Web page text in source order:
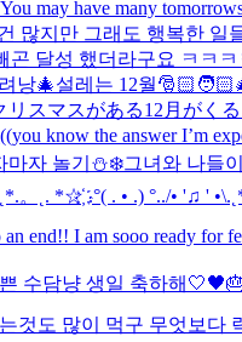
may have many
많지만 그래도 행복한
달성 했더라구요 ㅋㅋ
낭🎄설레는 12월
スマスがある12月がく
know the answer I’m
마자 놀기⛄❄️그녀와 나들
˛. *☆҉ .°( . • .) °../• '♫ '
an end!! I am sooo ready for
수담냥 생일 축하해
것도 많이 먹구 무엇보